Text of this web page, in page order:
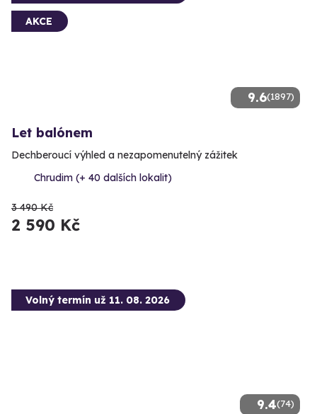
9.6(1897)
AKCE
Let balónem
Dechberoucí výhled a nezapomenutelný zážitek
Chrudim (+ 40 dalších lokalit)
3 490 Kč
2 590 Kč
9.4(74)
Volný termín už 11. 08. 2026